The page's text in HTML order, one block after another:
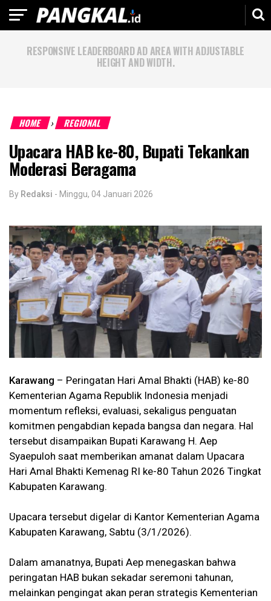
RESPONSIVE LEADERBOARD AD AREA WITH ADJUSTABLE
HEIGHT AND WIDTH.
HOME › REGIONAL
Upacara HAB ke-80, Bupati Tekankan
Moderasi Beragama
By Redaksi - Minggu, 04 Januari 2026
Karawang – Peringatan Hari Amal Bhakti (HAB) ke-80
Kementerian Agama Republik Indonesia menjadi
momentum refleksi, evaluasi, sekaligus penguatan
komitmen pengabdian kepada bangsa dan negara. Hal
tersebut disampaikan Bupati Karawang H. Aep
Syaepuloh saat memberikan amanat dalam Upacara
Hari Amal Bhakti Kemenag RI ke-80 Tahun 2026 Tingkat
Kabupaten Karawang.
Upacara tersebut digelar di Kantor Kementerian Agama
Kabupaten Karawang, Sabtu (3/1/2026).
Dalam amanatnya, Bupati Aep menegaskan bahwa
peringatan HAB bukan sekadar seremoni tahunan,
melainkan pengingat akan peran strategis Kementerian